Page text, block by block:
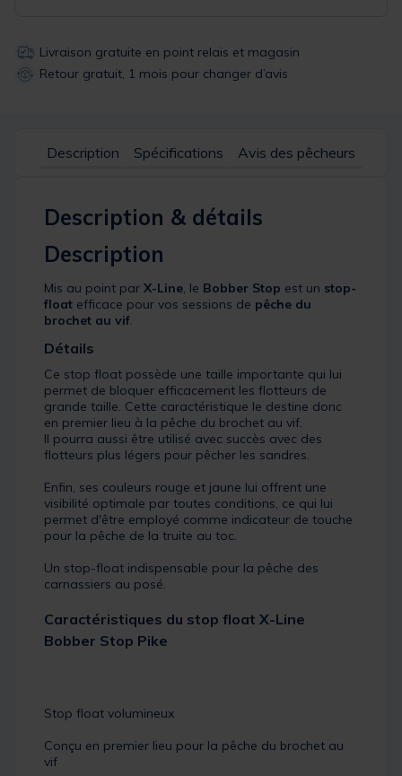
Livraison gratuite en point relais et magasin
Retour gratuit, 1 mois pour changer d’avis
Description Spécifications Avis des pêcheurs
Description & détails
Description
Mis au point par X-Line, le Bobber Stop est un stop-
float efficace pour vos sessions de pêche du
brochet au vif.
Détails
Ce stop float possède une taille importante qui lui
permet de bloquer efficacement les flotteurs de
grande taille. Cette caractéristique le destine donc
en premier lieu à la pêche du brochet au vif.
Il pourra aussi être utilisé avec succès avec des
flotteurs plus légers pour pêcher les sandres.
Enfin, ses couleurs rouge et jaune lui offrent une
visibilité optimale par toutes conditions, ce qui lui
permet d'être employé comme indicateur de touche
pour la pêche de la truite au toc.
Un stop-float indispensable pour la pêche des
carnassiers au posé.
Caractéristiques du stop float X-Line
Bobber Stop Pike
Stop float volumineux
Conçu en premier lieu pour la pêche du brochet au
vif